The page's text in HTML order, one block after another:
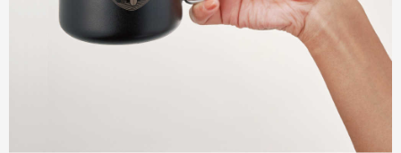
ターゲットから探す